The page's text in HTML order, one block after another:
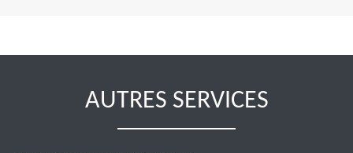
AUTRES SERVICES